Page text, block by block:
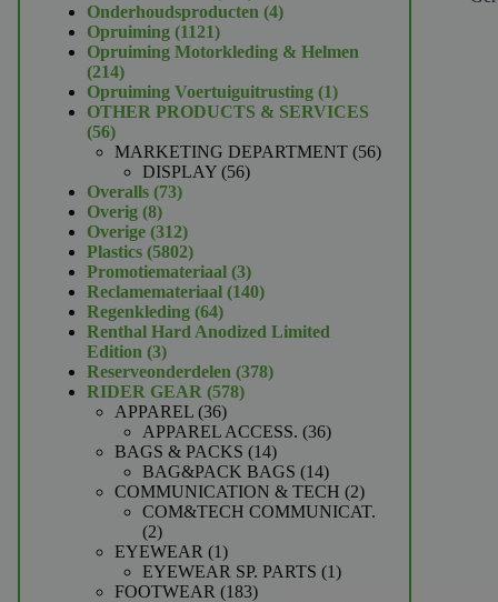
producten
Onderhoudsproducten 44
Opruiming 11211121
producten
Opruiming Motorkleding & Helmen
214214
producten
Opruiming Voertuiguitrusting 11
product
OTHER PRODUCTS & SERVICES
5656
producten
MARKETING DEPARTMENT 5656
DISPLAY 5656
Overalls 7373
Overig 88
producten
Overige 312312
producten
Plastics 58025802
producten
Promotiemateriaal 33
producten
Reclamemateriaal 140140
Regenkleding 6464
producten
Renthal Hard Anodized Limited
Edition 33
producten
Reserveonderdelen 378378
RIDER GEAR 578578
APPAREL 3636
producten
APPAREL ACCESS. 3636
BAGS & PACKS 1414
producten
BAG&PACK BAGS 1414
producten
COMMUNICATION & TECH 22
producten
COM&TECH COMMUNICAT.
22
producten
EYEWEAR 11
product
EYEWEAR SP. PARTS 11
FOOTWEAR 183183